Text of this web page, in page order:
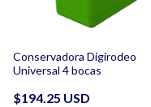
Conservadora Digirodeo
Universal 4 bocas
$194.25 USD